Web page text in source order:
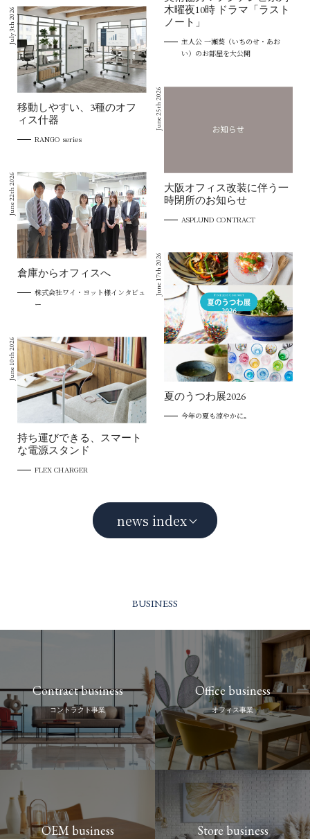
木曜夜10時 ドラマ「ラスト
ノート」
主人公 一瀬葵（いちのせ・あお
い）のお部屋を大公開
July 3th 2026
移動しやすい、3種のオフ
ィス什器
RANGO series
June 25th 2026
大阪オフィス改装に伴う一
時閉所のお知らせ
ASPLUND CONTRACT
June 22th 2026
倉庫からオフィスへ
株式会社ワイ・ヨット様インタビュ
ー
June 17th 2026
夏のうつわ展2026
今年の夏も涼やかに。
June 10th 2026
持ち運びできる、スマート
な電源スタンド
FLEX CHARGER
news index
BUSINESS
Contract business
コントラクト事業
Office business
オフィス事業
OEM business Store business